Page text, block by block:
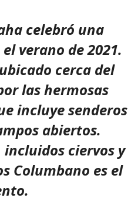
celebró una
verano de 2021.
cerca del
las hermosas
incluye senderos
abiertos.
ciervos y
Columbano es el